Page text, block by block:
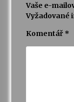
Vaše e-
Vyžadované
Komentář *